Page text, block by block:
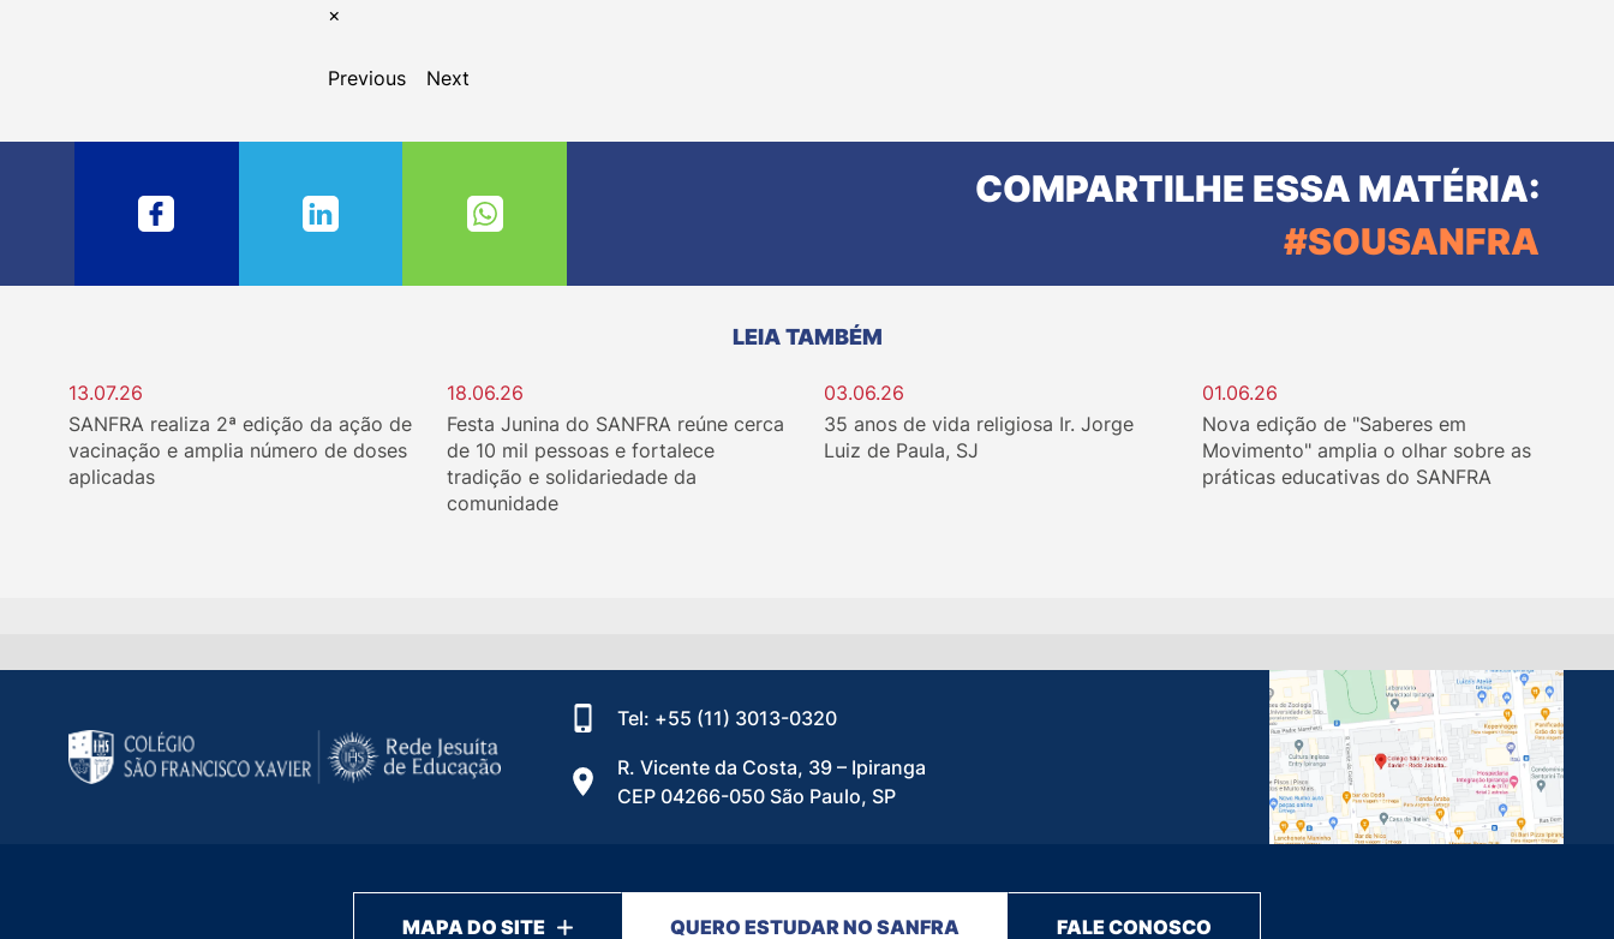
×
Previous Next
COMPARTILHE ESSA MATÉRIA:
#SOUSANFRA
LEIA TAMBÉM
13.07.26
SANFRA realiza 2ª edição da ação de
vacinação e amplia número de doses
aplicadas
18.06.26
Festa Junina do SANFRA reúne cerca
de 10 mil pessoas e fortalece
tradição e solidariedade da
comunidade
03.06.26
35 anos de vida religiosa Ir. Jorge
Luiz de Paula, SJ
01.06.26
Nova edição de "Saberes em
Movimento" amplia o olhar sobre as
práticas educativas do SANFRA
Tel: +55 (11) 3013-0320
R. Vicente da Costa, 39 – Ipiranga
CEP 04266-050 São Paulo, SP
MAPA DO SITE QUERO ESTUDAR NO SANFRA FALE CONOSCO